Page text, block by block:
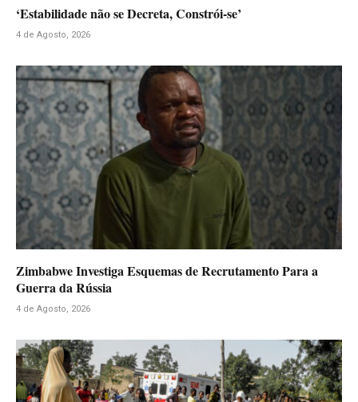
‘Estabilidade não se Decreta, Constrói-se’
4 de Agosto, 2026
Zimbabwe Investiga Esquemas de Recrutamento Para a
Guerra da Rússia
4 de Agosto, 2026